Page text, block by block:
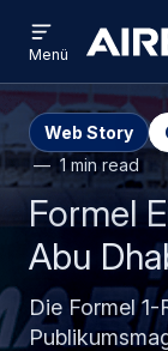
menu
Menü
Web Story
1 min read
Formel
Abu
Die Formel